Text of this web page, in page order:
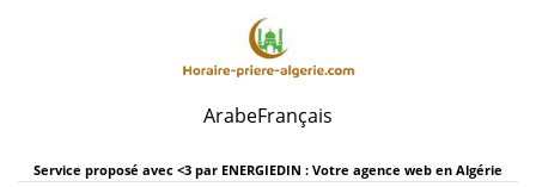
ArabeFrançais
Service proposé avec <3 par ENERGIEDIN : Votre agence web en Algérie